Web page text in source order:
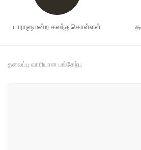
பாராளுமன்ற கலந்துகொள்ளள்
தலைப்பு வாரியான பங்கேற்பு